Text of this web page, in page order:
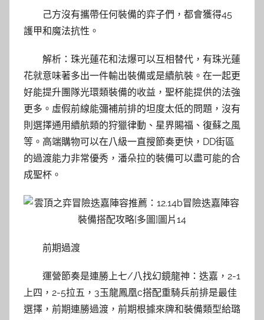
己方沒有攜帶任何裝備的弈子們，都會獲得45
護甲和魔法抗性。
解析：珠光蓮花和法爆可以互相替代，有珠光蓮
花就意味著多出一件輸出裝備或是續航裝。在一起更
好能提升團隊光環類裝備的收益，聖杯能提供的法強
更多。虛假前線能彌補前排的坦度太低的問題，沒有
則選擇通用續航類的狩獵律動、星界賜福、復蘇之風
等。高端購物可以在八級一直搜節奏更快，DD街區
的過渡能力非常優秀，潘朵拉的裝備可以盡可能的合
成聖杯。
前期過渡
運營節奏是連勝上七/八找幻鏡龍神：迭嘉，2-1
上四，2-5拉五，3玉龍鳳凰c搭配重騎兵前排是最佳
選擇，前期連勝過渡，前期根據來牌和裝備類型給璐